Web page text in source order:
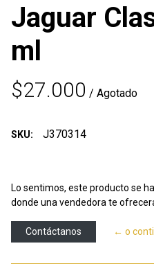
Jaguar
ml
$27.000 / Agotado
SKU: J370314
Lo sentimos, este producto se
donde una vendedora te
Contáctanos ← o